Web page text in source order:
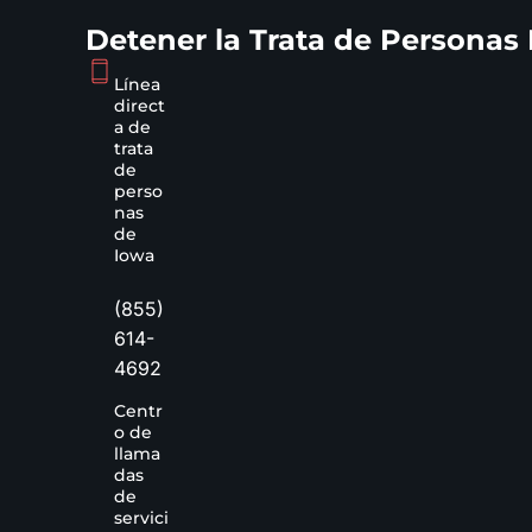
Detener la Trata de Personas
Línea
direct
a de
trata
de
perso
nas
de
Iowa
(855)
614-
4692
Centr
o de
llama
das
de
servici